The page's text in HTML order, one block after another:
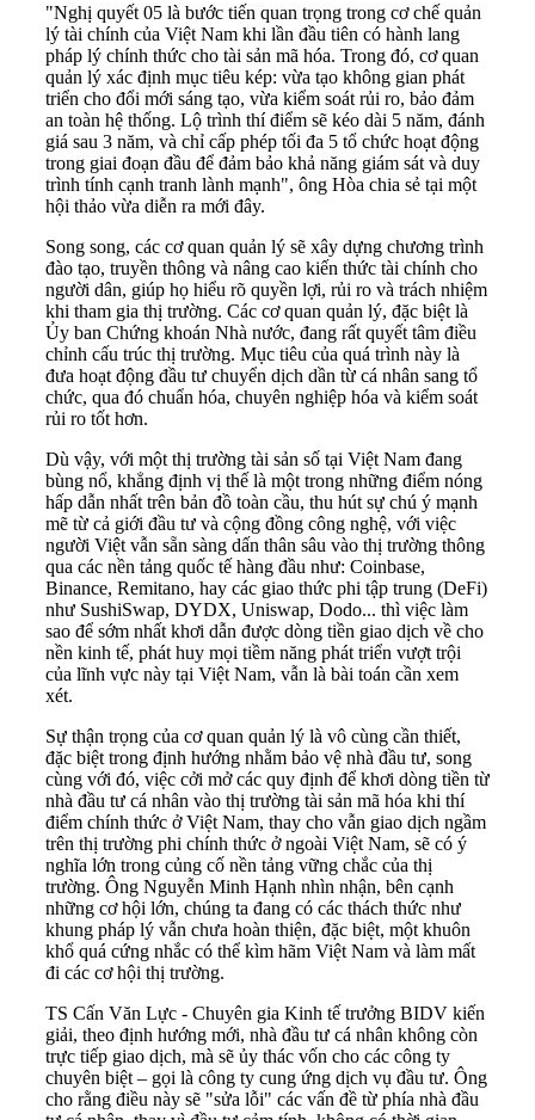
"Nghị quyết 05 là bước tiến quan trọng trong cơ chế quản
lý tài chính của Việt Nam khi lần đầu tiên có hành lang
pháp lý chính thức cho tài sản mã hóa. Trong đó, cơ quan
quản lý xác định mục tiêu kép: vừa tạo không gian phát
triển cho đổi mới sáng tạo, vừa kiểm soát rủi ro, bảo đảm
an toàn hệ thống. Lộ trình thí điểm sẽ kéo dài 5 năm, đánh
giá sau 3 năm, và chỉ cấp phép tối đa 5 tổ chức hoạt động
trong giai đoạn đầu để đảm bảo khả năng giám sát và duy
trình tính cạnh tranh lành mạnh", ông Hòa chia sẻ tại một
hội thảo vừa diễn ra mới đây.
Song song, các cơ quan quản lý sẽ xây dựng chương trình
đào tạo, truyền thông và nâng cao kiến thức tài chính cho
người dân, giúp họ hiểu rõ quyền lợi, rủi ro và trách nhiệm
khi tham gia thị trường. Các cơ quan quản lý, đặc biệt là
Ủy ban Chứng khoán Nhà nước, đang rất quyết tâm điều
chỉnh cấu trúc thị trường. Mục tiêu của quá trình này là
đưa hoạt động đầu tư chuyển dịch dần từ cá nhân sang tổ
chức, qua đó chuẩn hóa, chuyên nghiệp hóa và kiểm soát
rủi ro tốt hơn.
Dù vậy, với một thị trường tài sản số tại Việt Nam đang
bùng nổ, khẳng định vị thế là một trong những điểm nóng
hấp dẫn nhất trên bản đồ toàn cầu, thu hút sự chú ý mạnh
mẽ từ cả giới đầu tư và cộng đồng công nghệ, với việc
người Việt vẫn sẵn sàng dấn thân sâu vào thị trường thông
qua các nền tảng quốc tế hàng đầu như: Coinbase,
Binance, Remitano, hay các giao thức phi tập trung (DeFi)
như SushiSwap, DYDX, Uniswap, Dodo... thì việc làm
sao để sớm nhất khơi dẫn được dòng tiền giao dịch về cho
nền kinh tế, phát huy mọi tiềm năng phát triển vượt trội
của lĩnh vực này tại Việt Nam, vẫn là bài toán cần xem
xét.
Sự thận trọng của cơ quan quản lý là vô cùng cần thiết,
đặc biệt trong định hướng nhằm bảo vệ nhà đầu tư, song
cùng với đó, việc cởi mở các quy định để khơi dòng tiền từ
nhà đầu tư cá nhân vào thị trường tài sản mã hóa khi thí
điểm chính thức ở Việt Nam, thay cho vẫn giao dịch ngầm
trên thị trường phi chính thức ở ngoài Việt Nam, sẽ có ý
nghĩa lớn trong củng cố nền tảng vững chắc của thị
trường. Ông Nguyễn Minh Hạnh nhìn nhận, bên cạnh
những cơ hội lớn, chúng ta đang có các thách thức như
khung pháp lý vẫn chưa hoàn thiện, đặc biệt, một khuôn
khổ quá cứng nhắc có thể kìm hãm Việt Nam và làm mất
đi các cơ hội thị trường.
TS Cấn Văn Lực - Chuyên gia Kinh tế trưởng BIDV kiến
giải, theo định hướng mới, nhà đầu tư cá nhân không còn
trực tiếp giao dịch, mà sẽ ủy thác vốn cho các công ty
chuyên biệt – gọi là công ty cung ứng dịch vụ đầu tư. Ông
cho rằng điều này sẽ "sửa lỗi" các vấn đề từ phía nhà đầu